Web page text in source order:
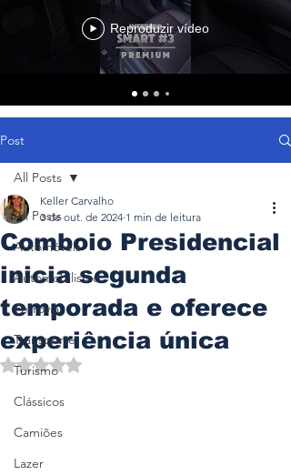
Reproduzir vídeo
Post
All Posts
Automóveis
Automobilismo
Ferrovia
Transporte
Turismo
Clássicos
Camiões
Lazer
All Posts
Comboio Presidencial
inicia segunda
temporada e oferece
experiência única
Keller Carvalho
3 de out. de 2024 1 min de leitura
Avaliado com NaN de 5 estrelas.